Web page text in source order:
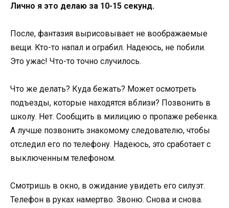
Лично я это делаю за 10-15 секунд.
После, фантазия вырисовывает не воображаемые
вещи. Кто-то напал и ограбил. Надеюсь, не побили.
Это ужас! Что-то точно случилось.
Что же делать? Куда бежать? Может осмотреть
подъезды, которые находятся вблизи? Позвонить в
школу. Нет. Сообщить в милицию о пропаже ребенка.
А лучше позвонить знакомому следователю, чтобы
отследил его по телефону. Надеюсь, это сработает с
выключенным телефоном.
Смотришь в окно, в ожидание увидеть его силуэт.
Телефон в руках намертво. Звоню. Снова и снова.